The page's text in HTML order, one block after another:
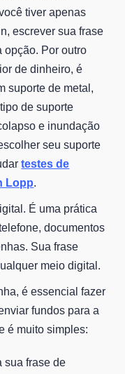
tiver apenas
escrever sua frase
opção. Por outro
de dinheiro, é
suporte de metal,
de suporte
e inundação
seu suporte
testes de
Lopp.
É uma prática
documentos
Sua frase
meio digital.
é essencial fazer
fundos para a
é muito simples:
sua frase de